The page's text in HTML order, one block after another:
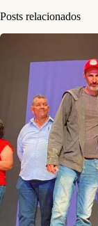
Posts relacionados